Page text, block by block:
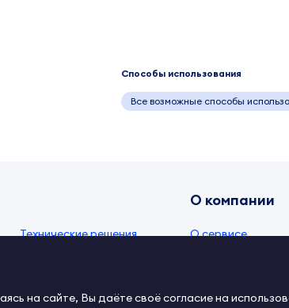
Способы использования
Все возможные способы
Технические решения
Тексты
О компании
О сервисе
Контакты
на сайте, Вы даёте своё согласие на